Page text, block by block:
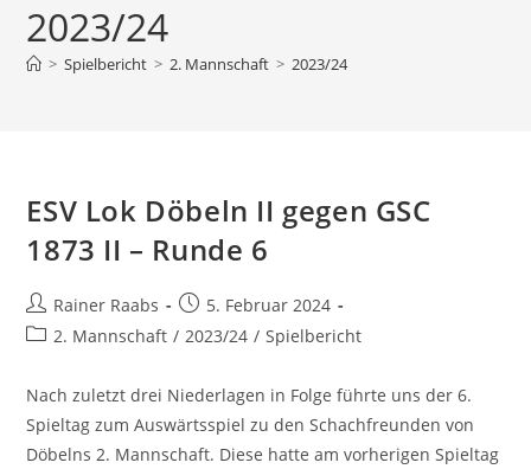
2023/24
> Spielbericht > 2. Mannschaft > 2023/24
ESV Lok Döbeln II gegen GSC
1873 II – Runde 6
Beitrags-
Autor:
Rainer Raabs
Beitrag
veröffentlicht:
5. Februar 2024
Beitrags-
2. Mannschaft / 2023/24 / Spielbericht
Nach zuletzt drei Niederlagen in Folge führte uns der 6.
Spieltag zum Auswärtsspiel zu den Schachfreunden von
Döbelns 2. Mannschaft. Diese hatte am vorherigen Spieltag